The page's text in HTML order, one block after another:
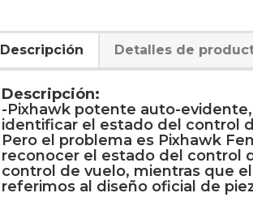
Descripción Detalles de
Descripción:
-Pixhawk potente auto-
identificar el estado del control
Pero el problema es Pixhawk
reconocer el estado del control
control de vuelo, mientras que
referimos al diseño oficial de